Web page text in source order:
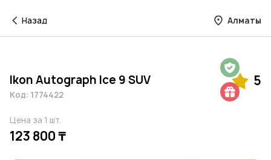
Назад Алматы
Ikon Autograph Ice 9 SUV 5
Код: 1774422
Цена за 1 шт.
123 800 ₸